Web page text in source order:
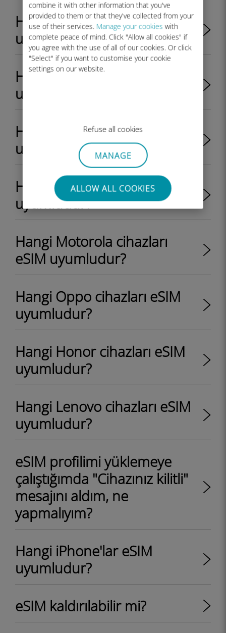
combine it with other information that you've
provided to them or that they've collected from your
use of their services. Manage your cookies with
complete peace of mind. Click "Allow all cookies" if
you agree with the use of all of our cookies. Or click
"Select" if you want to customise your cookie
settings on our website.
Refuse all cookies
MANAGE
ALLOW ALL COOKIES
Hangi Nokia cihazları eSIM
uyumludur?
Hangi Apple cihazları eSIM
uyumludur?
Hangi Huawei cihazları eSIM
uyumludur?
Hangi Sony cihazları eSIM
uyumludur?
Hangi Motorola cihazları
eSIM uyumludur?
Hangi Oppo cihazları eSIM
uyumludur?
Hangi Honor cihazları eSIM
uyumludur?
Hangi Lenovo cihazları eSIM
uyumludur?
eSIM profilimi yüklemeye
çalıştığımda "Cihazınız kilitli"
mesajını aldım, ne
yapmalıyım?
Hangi iPhone'lar eSIM
uyumludur?
eSIM kaldırılabilir mi?